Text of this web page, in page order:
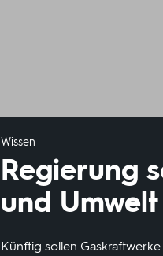
Wissen
Regierung
und
Künftig sollen